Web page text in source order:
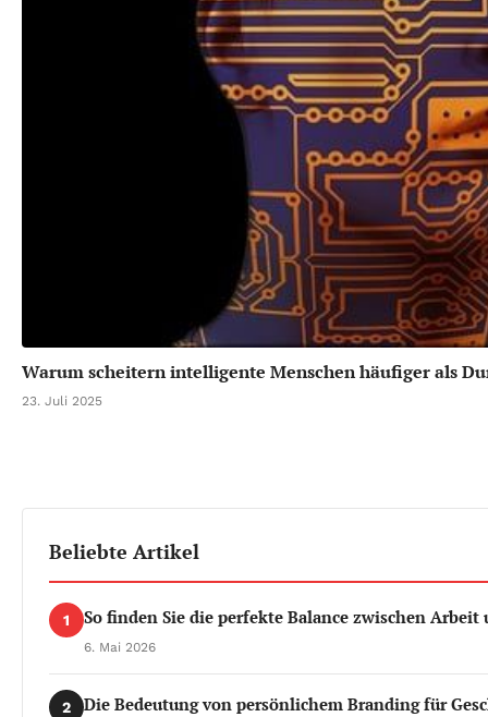
Warum scheitern intelligente Menschen häufiger als
23. Juli 2025
Beliebte Artikel
1 So finden Sie die perfekte Balance zwischen Arbeit
6. Mai 2026
2 Die Bedeutung von persönlichem Branding für